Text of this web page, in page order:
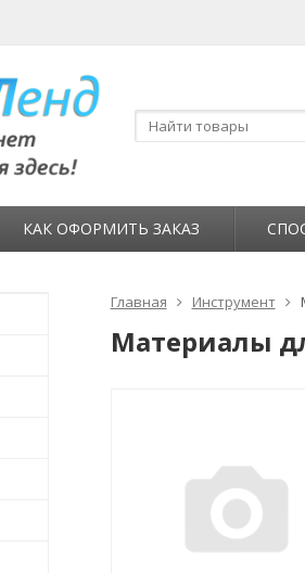
КАК ОФОРМИТЬ ЗАКАЗ
Главная Инструмент
Материалы